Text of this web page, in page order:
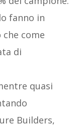
fanno in
come
di
quasi
Builders,